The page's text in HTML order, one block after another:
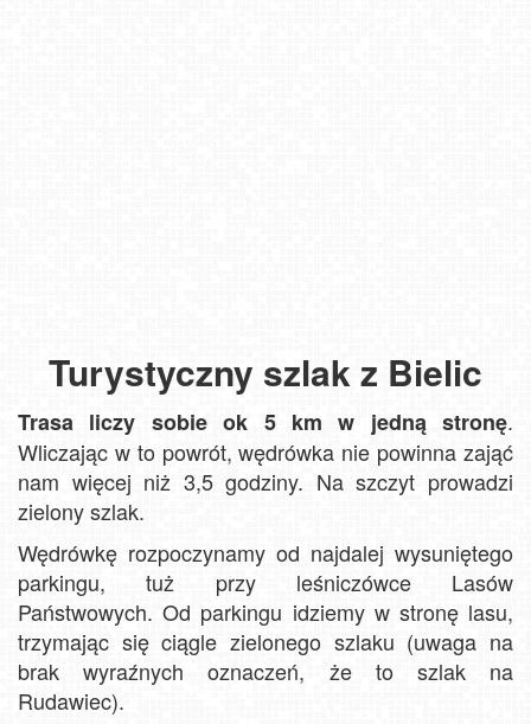
Turystyczny szlak z Bielic
Trasa liczy sobie ok 5 km w jedną stronę.
Wliczając w to powrót, wędrówka nie powinna zająć
nam więcej niż 3,5 godziny. Na szczyt prowadzi
zielony szlak.
Wędrówkę rozpoczynamy od najdalej wysuniętego
parkingu, tuż przy leśniczówce Lasów
Państwowych. Od parkingu idziemy w stronę lasu,
trzymając się ciągle zielonego szlaku (uwaga na
brak wyraźnych oznaczeń, że to szlak na
Rudawiec).